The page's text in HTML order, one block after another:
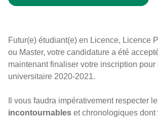
Futur(e) étudiant(e) en Licence, Licence
ou Master, votre candidature a été
maintenant finaliser votre inscription pour
universitaire 2020-2021.
Il vous faudra impérativement respecter
incontournables et chronologiques dont